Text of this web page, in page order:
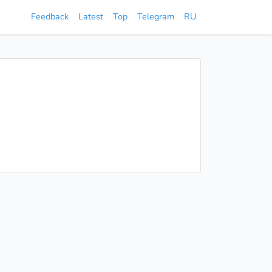
Feedback Latest Top Telegram RU